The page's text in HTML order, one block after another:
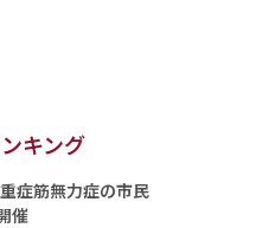
キング
症筋無力症の市民
催